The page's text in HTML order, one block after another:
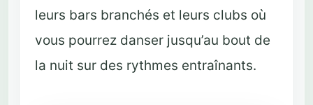
leurs bars branchés et leurs clubs où
vous pourrez danser jusqu’au bout de
la nuit sur des rythmes entraînants.